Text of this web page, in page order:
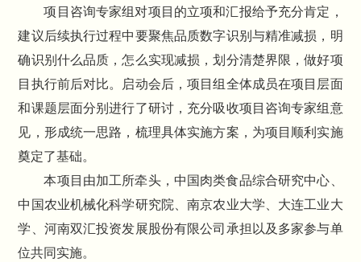
项目咨询专家组对项目的立项和汇报给予充分肯定，
建议后续执行过程中要聚焦品质数字识别与精准减损，明
确识别什么品质，怎么实现减损，划分清楚界限，做好项
目执行前后对比。启动会后，项目组全体成员在项目层面
和课题层面分别进行了研讨，充分吸收项目咨询专家组意
见，形成统一思路，梳理具体实施方案，为项目顺利实施
奠定了基础。
本项目由加工所牵头，中国肉类食品综合研究中心、
中国农业机械化科学研究院、南京农业大学、大连工业大
学、河南双汇投资发展股份有限公司承担以及多家参与单
位共同实施。